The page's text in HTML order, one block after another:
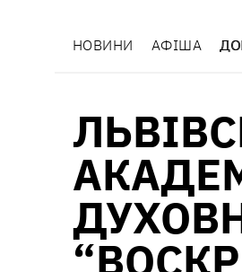
НОВИНИ АФІША